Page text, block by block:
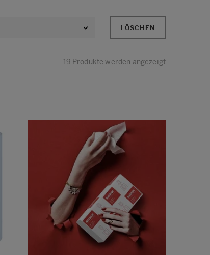
LÖSCHEN
19 Produkte werden angezeigt